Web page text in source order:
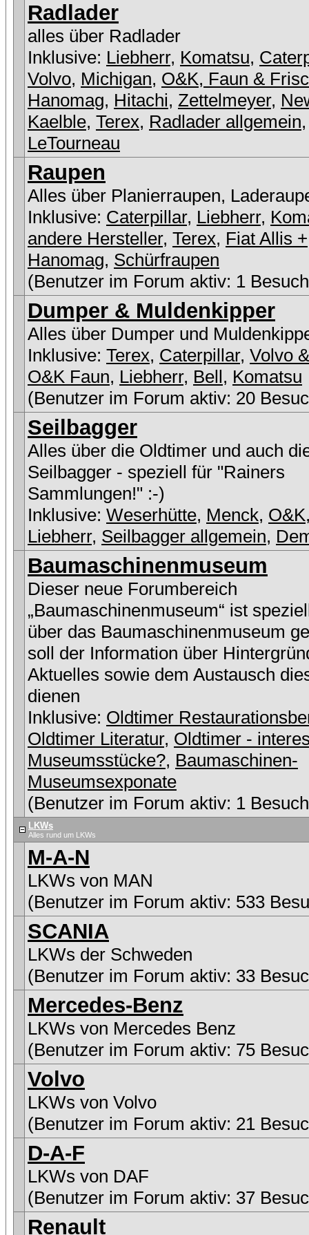
Radlader
alles über Radlader
Inklusive: Liebherr, Komatsu,
Volvo, Michigan, O&K, Faun &
Hanomag, Hitachi, Zettelmeyer,
Kaelble, Terex, Radlader allgemein,
LeTourneau
Raupen
Alles über Planierraupen,
Inklusive: Caterpillar, Liebherr,
andere Hersteller, Terex, Fiat Allis +
Hanomag, Schürfraupen
(Benutzer im Forum aktiv: 1
Dumper & Muldenkipper
Alles über Dumper und
Inklusive: Terex, Caterpillar, Volvo
O&K Faun, Liebherr, Bell, Komatsu
(Benutzer im Forum aktiv: 20
Seilbagger
Alles über die Oldtimer und auch
Seilbagger - speziell für "Rainers
Sammlungen!" :-)
Inklusive: Weserhütte, Menck, O&K
Liebherr, Seilbagger allgemein,
Baumaschinenmuseum
Dieser neue Forumbereich
„Baumaschinenmuseum“ ist
über das Baumaschinenmuseum
soll der Information über
Aktuelles sowie dem Austausch
dienen
Inklusive: Oldtimer
Oldtimer Literatur, Oldtimer -
Museumsstücke?, Baumaschinen-
Museumsexponate
(Benutzer im Forum aktiv: 1
LKWs
Alles rund um LKWs
M-A-N
LKWs von MAN
(Benutzer im Forum aktiv: 533
SCANIA
LKWs der Schweden
(Benutzer im Forum aktiv: 33
Mercedes-Benz
LKWs von Mercedes Benz
(Benutzer im Forum aktiv: 75
Volvo
LKWs von Volvo
(Benutzer im Forum aktiv: 21
D-A-F
LKWs von DAF
(Benutzer im Forum aktiv: 37
Renault